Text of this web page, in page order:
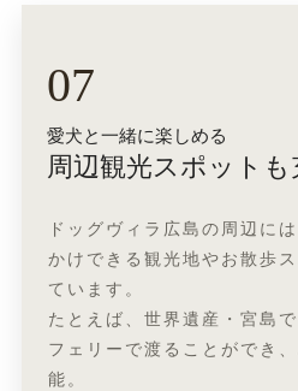
07
愛犬と一緒に楽しめる
周辺観光スポットも
ドッグヴィラ広島の周辺に
かけできる観光地やお散歩
ています。
たとえば、世界遺産・宮島
フェリーで渡ることができ
能。